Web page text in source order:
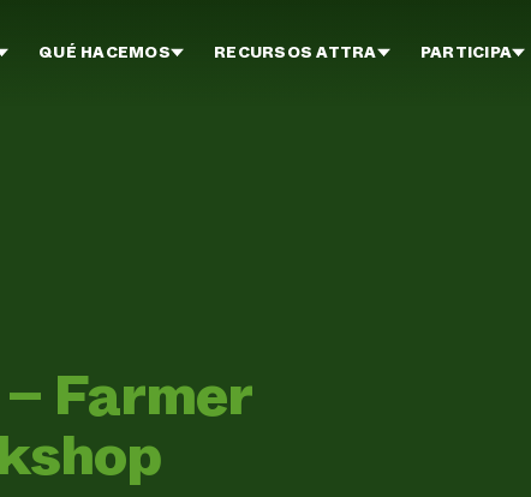
QUÉ HACEMOS RECURSOS ATTRA PARTICIPA
Farmer